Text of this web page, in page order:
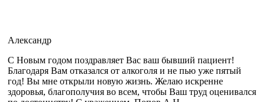
Александр
С Новым годом поздравляет Вас ваш бывший пациент!
Благодаря Вам отказался от алкоголя и не пью уже пятый
год! Вы мне открыли новую жизнь. Желаю искренне
здоровья, благополучия во всем, чтобы Ваш труд оценивался